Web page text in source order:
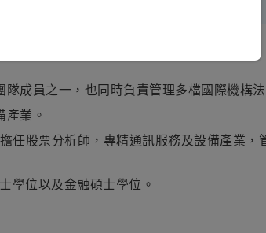
成員之一，也同時負責管理多檔國際機構法
產業。
任股票分析師，專精通訊服務及設備產業，
學位以及金融碩士學位。